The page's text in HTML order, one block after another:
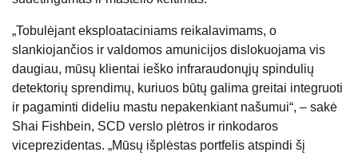
„Tobulėjant eksploataciniams reikalavimams, o
slankiojančios ir valdomos amunicijos dislokuojama vis
daugiau, mūsų klientai ieško infraraudonųjų spindulių
detektorių sprendimų, kuriuos būtų galima greitai integruoti
ir pagaminti dideliu mastu nepakenkiant našumui“, – sakė
Shai Fishbein, SCD verslo plėtros ir rinkodaros
viceprezidentas. „Mūsų išplėstas portfelis atspindi šį